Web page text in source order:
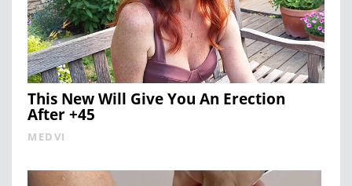
This New Will Give You An Erection
After +45
MEDVI